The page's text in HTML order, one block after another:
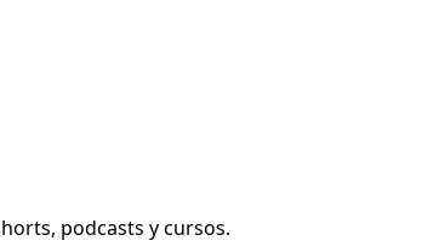
podcasts y cursos.